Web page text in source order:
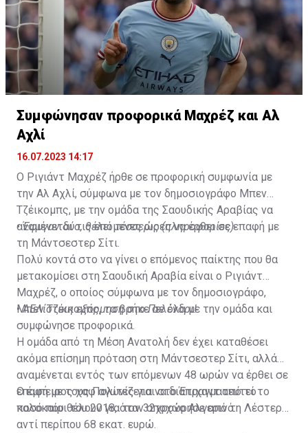
Συμφώνησαν προφορικά Μαχρέζ και Αλ
Αχλί
16.07.2023 14:17
Ο Ριγιάντ Μαχρέζ ήρθε σε προφορική συμφωνία με
την Αλ Αχλί, σύμφωνα με τον δημοσιογράφο Μπεν
Τζέικομπς, με την ομάδα της Σαουδικής Αραβίας να
αναμένεται τις επόμενες ώρες να έρθει σε επαφή με
τη Μάντσεστερ Σίτι.
•Έφυγαν δύο, θέλει τέσσερις (πληροφορίες)
Πολύ κοντά στο να γίνει ο επόμενος παίκτης που θα
μετακομίσει στη Σαουδική Αραβία είναι ο Ριγιάντ
Μαχρέζ, ο οποίος σύμφωνα με τον δημοσιογράφο,
Μπεν Τζέικομπς, τα βρήκε σε όλα με την ομάδα και
συμφώνησε προφορικά.
•ΑΕΛίστικη εξόρμηση στο Πελένδρι!
Η ομάδα από τη Μέση Ανατολή δεν έχει καταθέσει
ακόμα επίσημη πρόταση στη Μάντσεστερ Σίτι, αλλά
αναμένεται εντός των επόμενων 48 ωρών να έρθει σε
επαφή με τους Πολίτες για να διαπραγματευτεί το
ποσό που θέλουν για τον 32χρονο Αλγερινό.
Ο έμπειρος χαφ αγωνίζεται στο Έτιχαντ από το
καλοκαίρι του 2018, όταν αποχώρησε από τη Λέστερ
αντί περίπου 68 εκατ. ευρώ.